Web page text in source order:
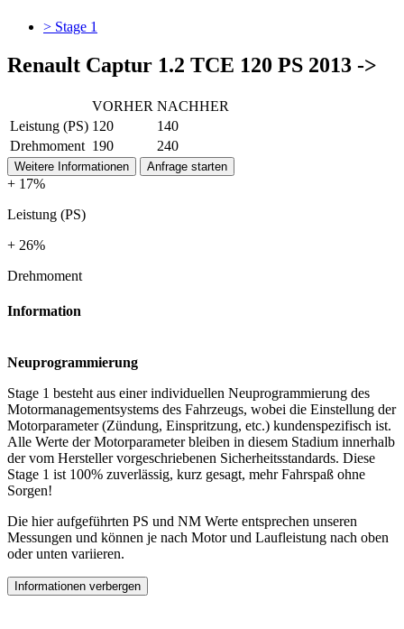
> Stage 1
Renault Captur 1.2 TCE 120 PS 2013 ->
VORHER NACHHER
Leistung (PS) 120
140
Drehmoment 190 240
Weitere Informationen Anfrage starten
+ 17%
Leistung (PS)
+ 26%
Drehmoment
Information
Neuprogrammierung
Stage 1 besteht aus einer individuellen Neuprogrammierung des
Motormanagementsystems des Fahrzeugs, wobei die Einstellung der
Motorparameter (Zündung, Einspritzung, etc.) kundenspezifisch ist.
Alle Werte der Motorparameter bleiben in diesem Stadium innerhalb
der vom Hersteller vorgeschriebenen Sicherheitsstandards. Diese
Stage 1 ist 100% zuverlässig, kurz gesagt, mehr Fahrspaß ohne
Sorgen!
Die hier aufgeführten PS und NM Werte entsprechen unseren
Messungen und können je nach Motor und Laufleistung nach oben
oder unten variieren.
Informationen verbergen